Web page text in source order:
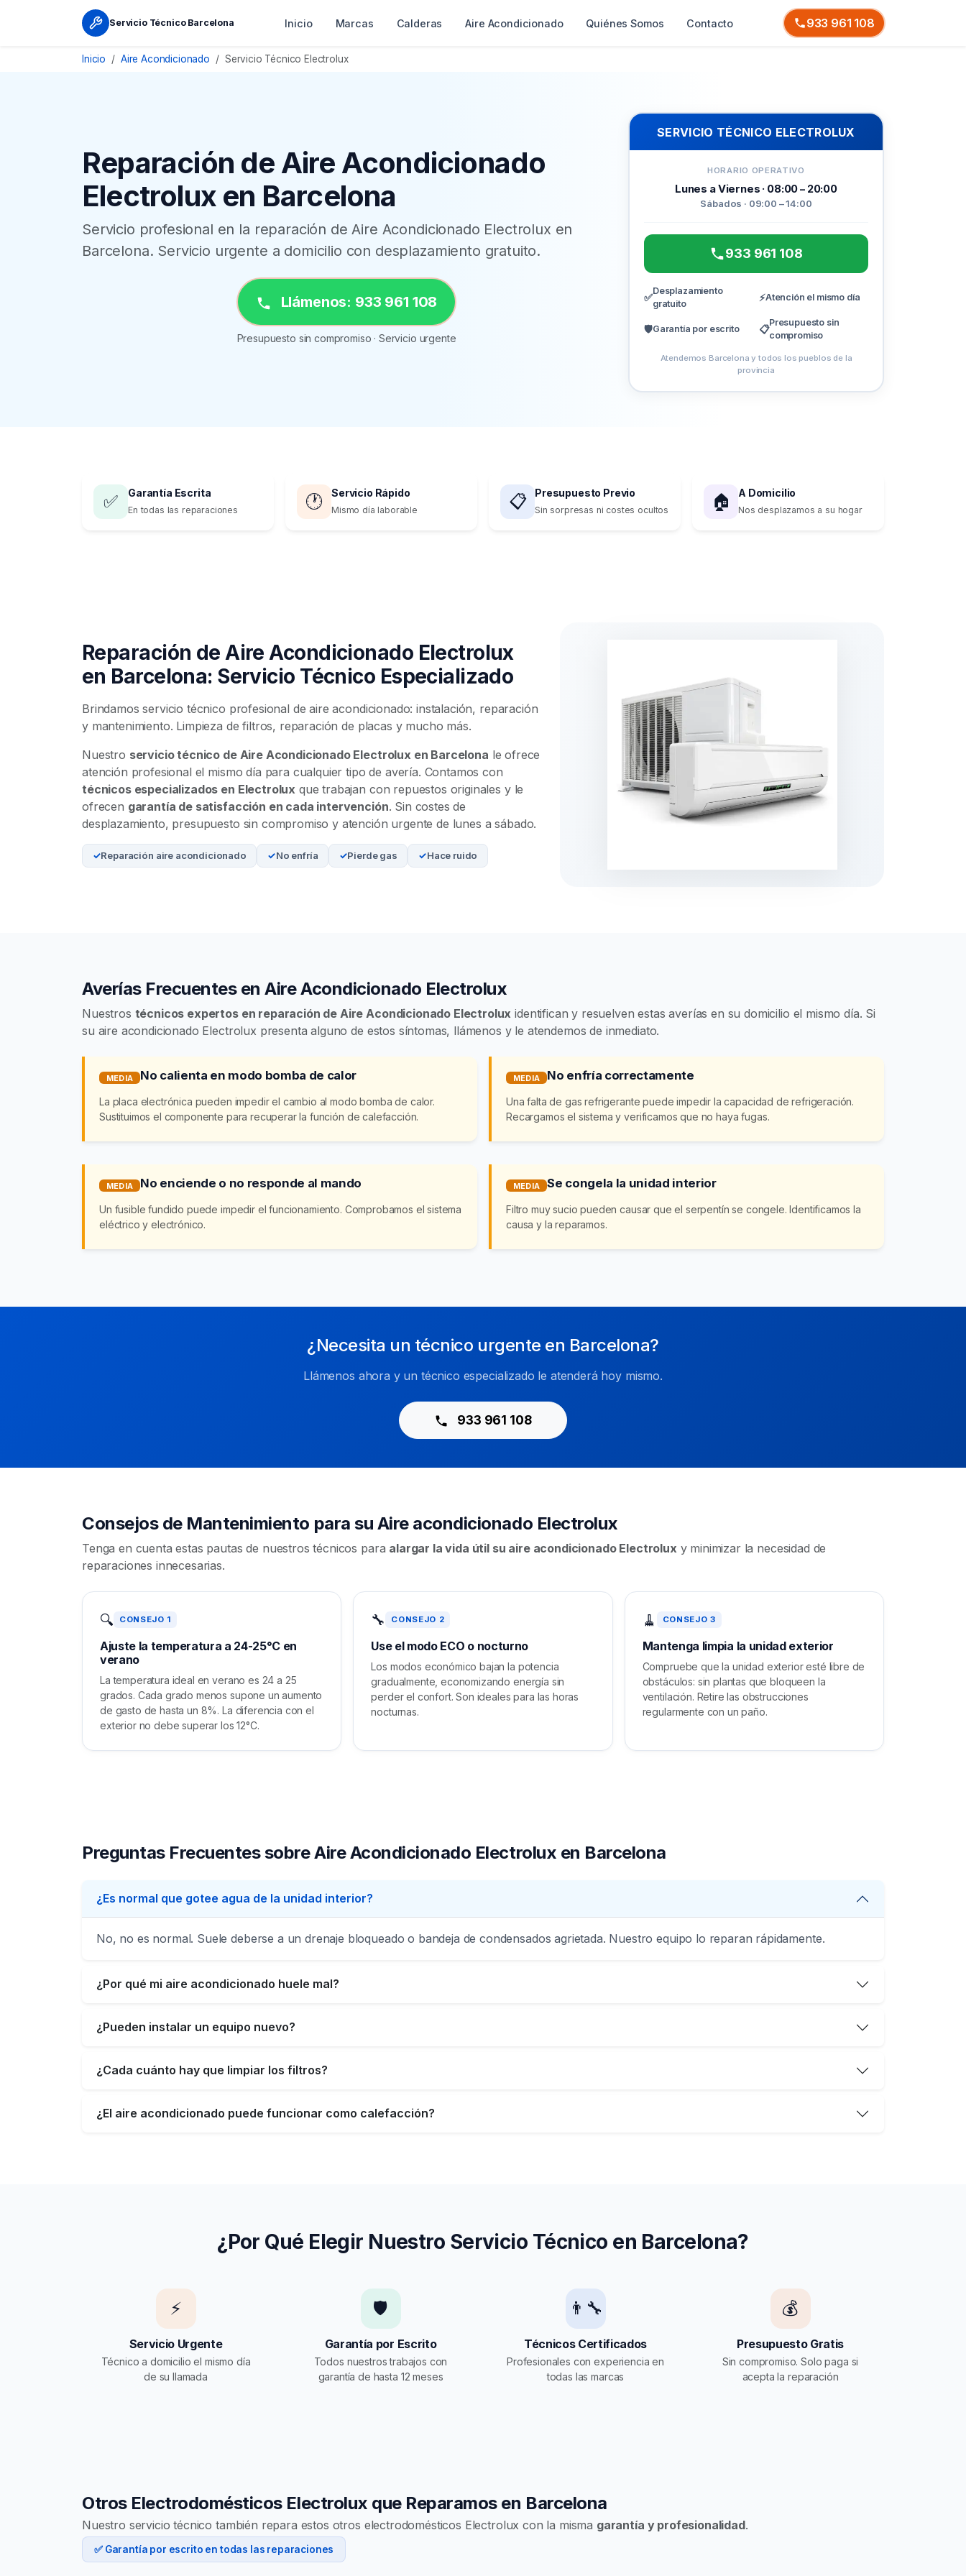
Servicio Técnico Barcelona Inicio Marcas Calderas Aire Acondicionado Quiénes Somos Contacto 933 961 108
Inicio Aire Acondicionado Servicio Técnico Electrolux
Reparación de Aire Acondicionado
Electrolux en Barcelona
Servicio profesional en la reparación de Aire Acondicionado Electrolux en
Barcelona. Servicio urgente a domicilio con desplazamiento gratuito.
Llámenos: 933 961 108
Presupuesto sin compromiso · Servicio urgente
SERVICIO TÉCNICO ELECTROLUX
HORARIO OPERATIVO
Lunes a Viernes · 08:00 – 20:00
Sábados · 09:00 – 14:00
933 961 108
✅
Desplazamiento
gratuito
⚡Atención el mismo día
🛡️Garantía por escrito 📋
Presupuesto sin
compromiso
Atendemos Barcelona y todos los pueblos de la
provincia
✅ Garantía Escrita
En todas las reparaciones 🕐 Servicio Rápido
Mismo día laborable 📋 Presupuesto Previo
Sin sorpresas ni costes ocultos 🏠 A Domicilio
Nos desplazamos a su hogar
Reparación de Aire Acondicionado Electrolux
en Barcelona: Servicio Técnico Especializado
Brindamos servicio técnico profesional de aire acondicionado: instalación, reparación
y mantenimiento. Limpieza de filtros, reparación de placas y mucho más.
Nuestro servicio técnico de Aire Acondicionado Electrolux en Barcelona le ofrece
atención profesional el mismo día para cualquier tipo de avería. Contamos con
técnicos especializados en Electrolux que trabajan con repuestos originales y le
ofrecen garantía de satisfacción en cada intervención. Sin costes de
desplazamiento, presupuesto sin compromiso y atención urgente de lunes a sábado.
Reparación aire acondicionado No enfría Pierde gas Hace ruido
Averías Frecuentes en Aire Acondicionado Electrolux
Nuestros técnicos expertos en reparación de Aire Acondicionado Electrolux identifican y resuelven estas averías en su domicilio el mismo día. Si
su aire acondicionado Electrolux presenta alguno de estos síntomas, llámenos y le atendemos de inmediato.
MEDIA No calienta en modo bomba de calor
La placa electrónica pueden impedir el cambio al modo bomba de calor.
Sustituimos el componente para recuperar la función de calefacción.
MEDIA No enfría correctamente
Una falta de gas refrigerante puede impedir la capacidad de refrigeración.
Recargamos el sistema y verificamos que no haya fugas.
MEDIA No enciende o no responde al mando
Un fusible fundido puede impedir el funcionamiento. Comprobamos el sistema
eléctrico y electrónico.
MEDIA Se congela la unidad interior
Filtro muy sucio pueden causar que el serpentín se congele. Identificamos la
causa y la reparamos.
¿Necesita un técnico urgente en Barcelona?
Llámenos ahora y un técnico especializado le atenderá hoy mismo.
933 961 108
Consejos de Mantenimiento para su Aire acondicionado Electrolux
Tenga en cuenta estas pautas de nuestros técnicos para alargar la vida útil su aire acondicionado Electrolux y minimizar la necesidad de
reparaciones innecesarias.
🔍 CONSEJO 1
Ajuste la temperatura a 24-25°C en
verano
La temperatura ideal en verano es 24 a 25
grados. Cada grado menos supone un aumento
de gasto de hasta un 8%. La diferencia con el
exterior no debe superar los 12°C.
🔧 CONSEJO 2
Use el modo ECO o nocturno
Los modos económico bajan la potencia
gradualmente, economizando energía sin
perder el confort. Son ideales para las horas
nocturnas.
🧹 CONSEJO 3
Mantenga limpia la unidad exterior
Compruebe que la unidad exterior esté libre de
obstáculos: sin plantas que bloqueen la
ventilación. Retire las obstrucciones
regularmente con un paño.
Preguntas Frecuentes sobre Aire Acondicionado Electrolux en Barcelona
¿Es normal que gotee agua de la unidad interior?
No, no es normal. Suele deberse a un drenaje bloqueado o bandeja de condensados agrietada. Nuestro equipo lo reparan rápidamente.
¿Por qué mi aire acondicionado huele mal?
¿Pueden instalar un equipo nuevo?
¿Cada cuánto hay que limpiar los filtros?
¿El aire acondicionado puede funcionar como calefacción?
¿Por Qué Elegir Nuestro Servicio Técnico en Barcelona?
⚡
Servicio Urgente
Técnico a domicilio el mismo día
de su llamada
🛡️
Garantía por Escrito
Todos nuestros trabajos con
garantía de hasta 12 meses
👨‍🔧
Técnicos Certificados
Profesionales con experiencia en
todas las marcas
💰
Presupuesto Gratis
Sin compromiso. Solo paga si
acepta la reparación
Otros Electrodomésticos Electrolux que Reparamos en Barcelona
Nuestro servicio técnico también repara estos otros electrodomésticos Electrolux con la misma garantía y profesionalidad.
✅ Garantía por escrito en todas las reparaciones